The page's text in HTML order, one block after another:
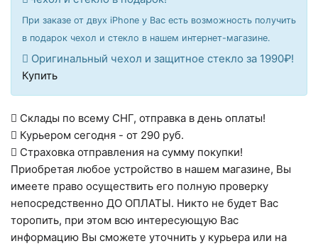
При заказе от двух iPhone у Вас есть возможность получить
в подарок чехол и стекло в нашем интернет-магазине.
Оригинальный чехол и защитное стекло за 1990₽!
Купить
Склады по всему СНГ, отправка в день оплаты!
Курьером сегодня - от 290 руб.
Страховка отправления на сумму покупки!
Приобретая любое устройство в нашем магазине, Вы
имеете право осуществить его полную проверку
непосредственно ДО ОПЛАТЫ. Никто не будет Вас
торопить, при этом всю интересующую Вас
информацию Вы сможете уточнить у курьера или на